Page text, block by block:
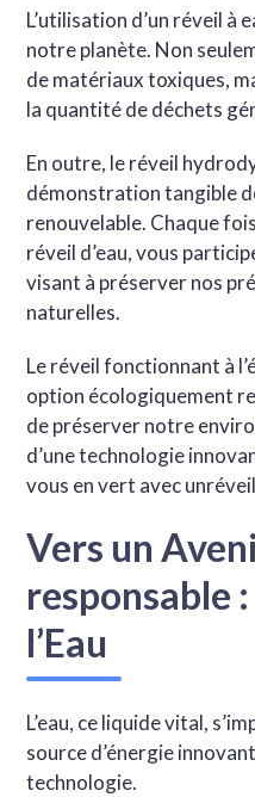
L’utilisation d’un réveil à
notre planète. Non
de matériaux toxiques,
la quantité de déchets
En outre, le réveil
démonstration tangible
renouvelable. Chaque
réveil d’eau, vous
visant à préserver nos
naturelles.
Le réveil fonctionnant à
option écologiquement
de préserver notre
d’une technologie
vous en vert avec
Vers un
responsable
l’Eau
L’eau, ce liquide vital,
source d’énergie
technologie.